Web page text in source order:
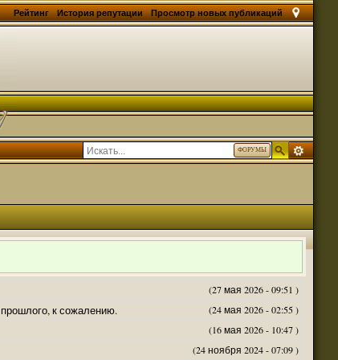
Просмотр новых публикаций
История репутации
Рейтинг
ФОРУМЫ
(27 мая 2026 - 09:51 )
(24 мая 2026 - 02:55 )
к сожалению.
(16 мая 2026 - 10:47 )
(24 ноября 2024 - 07:09 )